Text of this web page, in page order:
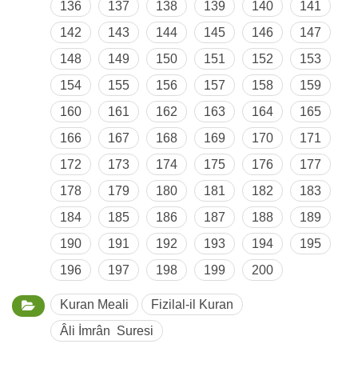
136
137 138 139 140
141
142
143 144 145 146
147
148
149 150 151 152
153
154
155 156 157 158
159
160
161 162 163 164
165
166
167 168 169 170
171
172
173 174 175 176
177
178
179 180 181 182
183
184
185 186 187 188
189
190
191 192 193 194
195
196
197 198 199 200
Kuran Meali
Fizilal-il Kuran
Âli İmrân Suresi